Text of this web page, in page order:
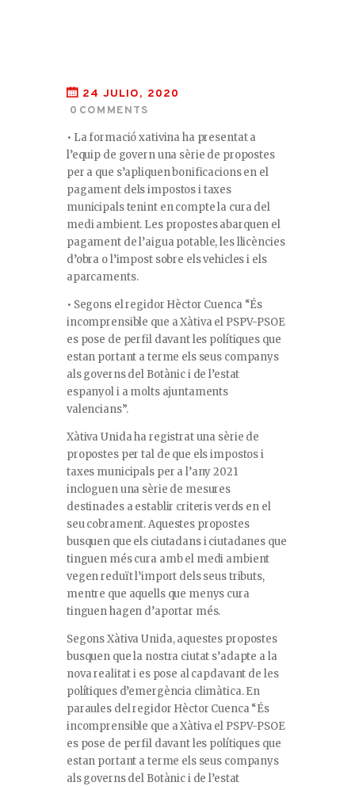
24 JULIO, 2020
0 COMMENTS
• La formació xativina ha presentat a
l’equip de govern una sèrie de propostes
per a que s’apliquen bonificacions en el
pagament dels impostos i taxes
municipals tenint en compte la cura del
medi ambient. Les propostes abarquen el
pagament de l’aigua potable, les llicències
d’obra o l’impost sobre els vehicles i els
aparcaments.
• Segons el regidor Hèctor Cuenca “És
incomprensible que a Xàtiva el PSPV-PSOE
es pose de perfil davant les polítiques que
estan portant a terme els seus companys
als governs del Botànic i de l’estat
espanyol i a molts ajuntaments
valencians”.
Xàtiva Unida ha registrat una sèrie de
propostes per tal de que els impostos i
taxes municipals per a l’any 2021
incloguen una sèrie de mesures
destinades a establir criteris verds en el
seu cobrament. Aquestes propostes
busquen que els ciutadans i ciutadanes que
tinguen més cura amb el medi ambient
vegen reduït l’import dels seus tributs,
mentre que aquells que menys cura
tinguen hagen d’aportar més.
Segons Xàtiva Unida, aquestes propostes
busquen que la nostra ciutat s’adapte a la
nova realitat i es pose al capdavant de les
polítiques d’emergència climàtica. En
paraules del regidor Hèctor Cuenca “És
incomprensible que a Xàtiva el PSPV-PSOE
es pose de perfil davant les polítiques que
estan portant a terme els seus companys
als governs del Botànic i de l’estat